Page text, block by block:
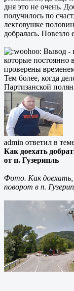
дня это не очень.
получилось по
лекговушке
добралась.
Вывод -
которые постоянно
проверены
Тем более, когда
Партизанской
admin ответил в
Как доехать
от п. Гузерипль
Фото. Как доехать,
поворот в п.